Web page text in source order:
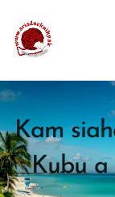
Kam
Kubu a